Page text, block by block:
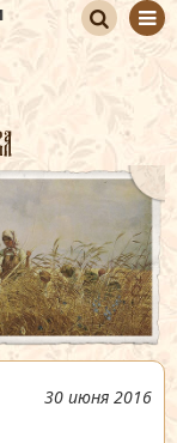
иск
30 июня 2016